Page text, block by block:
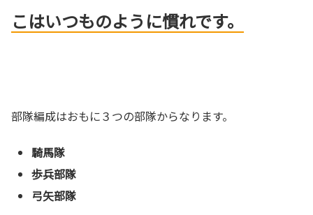
こはいつものように慣れです。
部隊編成はおもに３つの部隊からなります。
騎馬隊
歩兵部隊
弓矢部隊